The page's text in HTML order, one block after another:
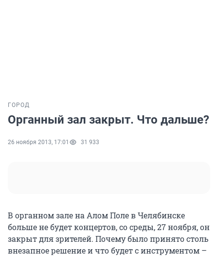
ГОРОД
Органный зал закрыт. Что дальше?
26 ноября 2013, 17:01 31 933
В органном зале на Алом Поле в Челябинске
больше не будет концертов, со среды, 27 ноября, он
закрыт для зрителей. Почему было принято столь
внезапное решение и что будет с инструментом –